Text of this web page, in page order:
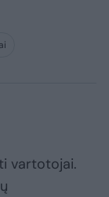
vartotojai.